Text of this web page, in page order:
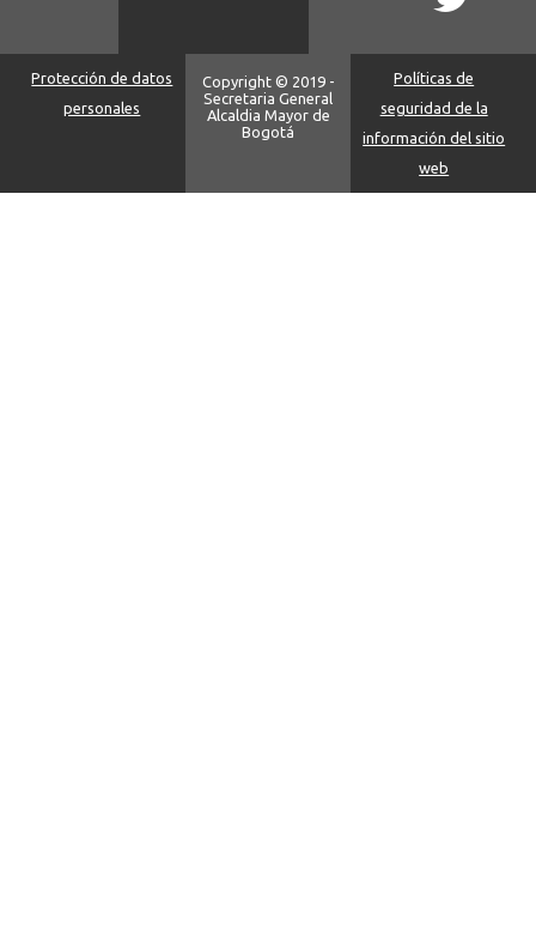
Protección de datos
personales
Copyright © 2019 -
Secretaria General
Alcaldia Mayor de
Bogotá
Políticas de
seguridad de la
información del sitio
web